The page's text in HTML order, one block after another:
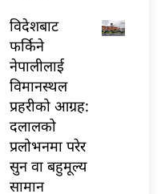
विदेशबाट
फर्किने
नेपालीलाई
विमानस्थल
प्रहरीको आग्रह:
दलालको
प्रलोभनमा परेर
सुन वा बहुमूल्य
सामान